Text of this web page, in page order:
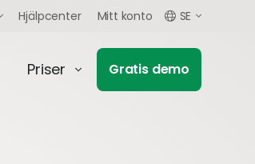
Hjälpcenter Mitt konto SE
Priser Gratis demo